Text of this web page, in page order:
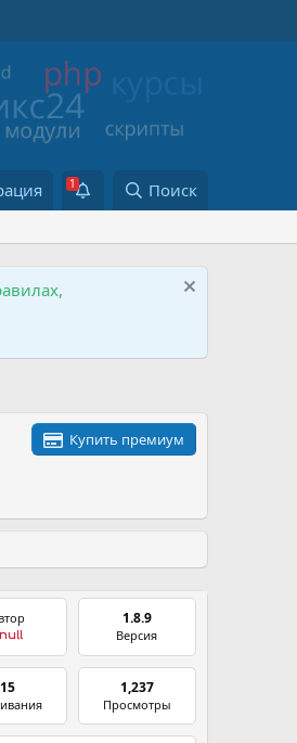
Поиск
Купить премиум
1.8.9
Версия
15 1,237
Просмотры